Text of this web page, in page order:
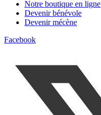
Notre boutique en ligne
Devenir bénévole
Devenir mécène
Facebook